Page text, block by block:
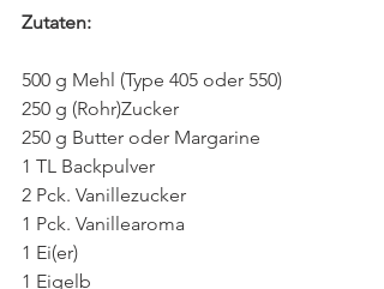
Zutaten:
500 g Mehl (Type 405 oder 550)
250 g (Rohr)Zucker
250 g Butter oder Margarine
1 TL Backpulver
2 Pck. Vanillezucker
1 Pck. Vanillearoma
1 Ei(er)
1 Eigelb